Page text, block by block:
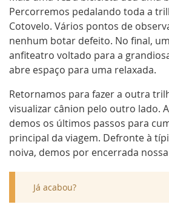
dois lados do cânion, incluindo
muito esforço. A caminhada
é atrilha do cotovelo, 3,5km
mirantes impressionantes.
também é a trilha do vértice ,
conhecer o ponto de partida
as extensas quedas d'água Véu
Andorinhas.
Acesso:O Parque Aparados da
localizado o cânion, oferece boa
o turista. Há sinalização nas
visitantes, banheiro,
, seguindo a sinalização a
quase todo trecho em saibro
Percorremos pedalando toda a
Cotovelo. Vários pontos de
nenhum botar defeito. No final,
anfiteatro voltado para a
abre espaço para uma relaxada.
Retornamos para fazer a outra
visualizar cânion pelo outro lado.
demos os últimos passos para
principal da viagem. Defronte à
noiva, demos por encerrada
Já acabou?